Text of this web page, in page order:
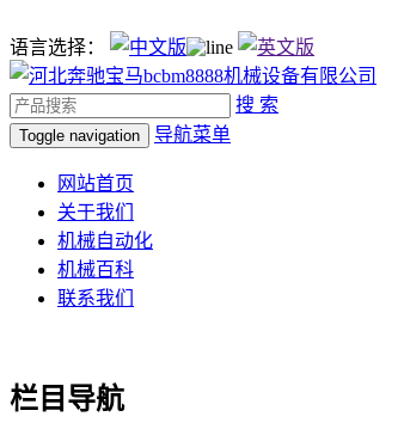
语言选择：
搜 索
Toggle navigation 导航菜单
网站首页
关于我们
机械自动化
机械百科
联系我们
栏目导航